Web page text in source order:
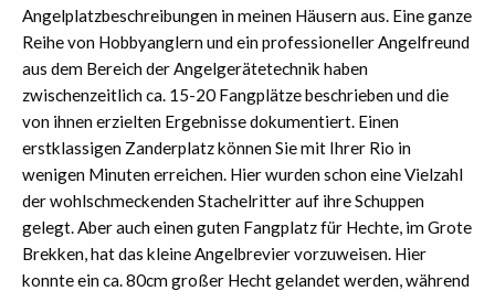
Angelplatzbeschreibungen in meinen Häusern aus. Eine ganze
Reihe von Hobbyanglern und ein professioneller Angelfreund
aus dem Bereich der Angelgerätetechnik haben
zwischenzeitlich ca. 15-20 Fangplätze beschrieben und die
von ihnen erzielten Ergebnisse dokumentiert. Einen
erstklassigen Zanderplatz können Sie mit Ihrer Rio in
wenigen Minuten erreichen. Hier wurden schon eine Vielzahl
der wohlschmeckenden Stachelritter auf ihre Schuppen
gelegt. Aber auch einen guten Fangplatz für Hechte, im Grote
Brekken, hat das kleine Angelbrevier vorzuweisen. Hier
konnte ein ca. 80cm großer Hecht gelandet werden, während